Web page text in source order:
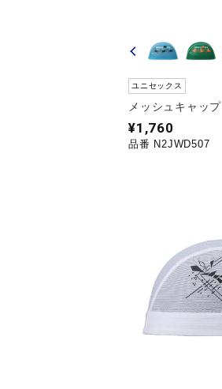
ユニセックス
メッシュキャップ
¥1,760
品番 N2JWD507